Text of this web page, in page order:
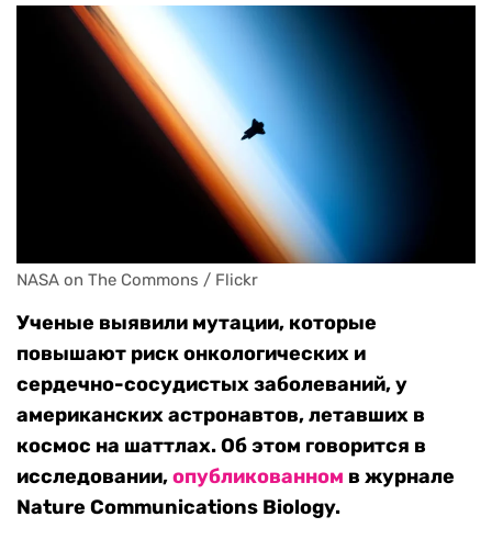
NASA on The Commons / Flickr
Ученые выявили мутации, которые
повышают риск онкологических и
сердечно-сосудистых заболеваний, у
американских астронавтов, летавших в
космос на шаттлах. Об этом говорится в
исследовании,опубликованном в журнале
Nature Communications Biology.